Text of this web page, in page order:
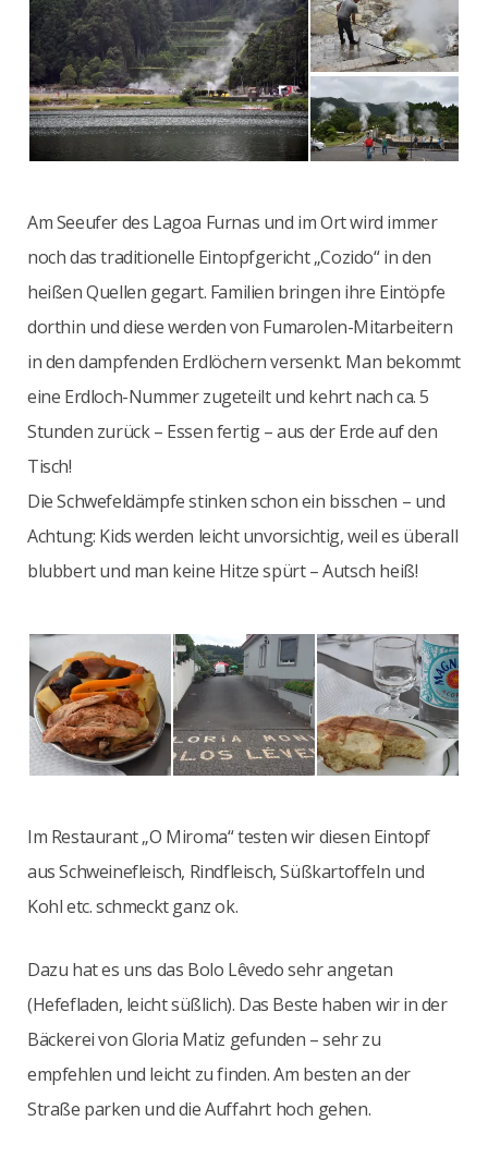
Am Seeufer des Lagoa Furnas und im Ort wird immer
noch das traditionelle Eintopfgericht „Cozido“ in den
heißen Quellen gegart. Familien bringen ihre Eintöpfe
dorthin und diese werden von Fumarolen-Mitarbeitern
in den dampfenden Erdlöchern versenkt. Man bekommt
eine Erdloch-Nummer zugeteilt und kehrt nach ca. 5
Stunden zurück – Essen fertig – aus der Erde auf den
Tisch!
Die Schwefeldämpfe stinken schon ein bisschen – und
Achtung: Kids werden leicht unvorsichtig, weil es überall
blubbert und man keine Hitze spürt – Autsch heiß!
Im Restaurant „O Miroma“ testen wir diesen Eintopf
aus Schweinefleisch, Rindfleisch, Süßkartoffeln und
Kohl etc. schmeckt ganz ok.
Dazu hat es uns das Bolo Lêvedo sehr angetan
(Hefefladen, leicht süßlich). Das Beste haben wir in der
Bäckerei von Gloria Matiz gefunden – sehr zu
empfehlen und leicht zu finden. Am besten an der
Straße parken und die Auffahrt hoch gehen.